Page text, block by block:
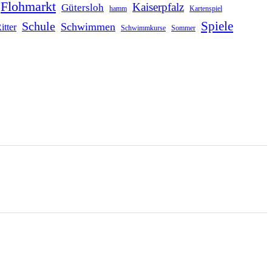
Flohmarkt Gütersloh hamm Kaiserpfalz Kartenspiel
Schule Schwimmen Schwimmkurse Sommer Spiele